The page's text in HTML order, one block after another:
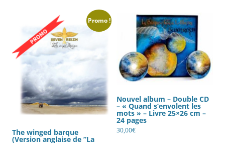
Promo !
The winged barque
(Version anglaise de ”La
Nouvel album – Double CD
– « Quand s’envolent les
mots » – Livre 25×26 cm –
24 pages
30,00€